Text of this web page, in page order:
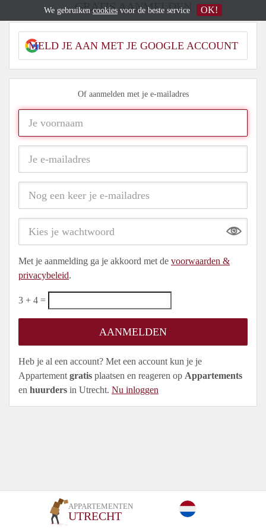
APPARTEMENTEN
UTRECHT
GRATIS AANMELDEN
MELD JE AAN MET JE GOOGLE ACCOUNT
Of aanmelden met je e-mailadres
Show
Met je aanmelding ga je akkoord met de voorwaarden &
privacybeleid.
3 + 4 =
Heb je al een account? Met een account kun je je
Appartement gratis plaatsen en reageren op Appartements
en huurders in Utrecht. Nu inloggen
We gebruiken cookies voor de beste service OK!